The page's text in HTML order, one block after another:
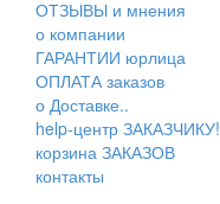
ОТЗЫВЫ и мнения
о компании
ГАРАНТИИ юрлица
ОПЛАТА заказов
о Доставке..
help-центр ЗАКАЗЧИКУ!
корзина ЗАКАЗОВ
контакты